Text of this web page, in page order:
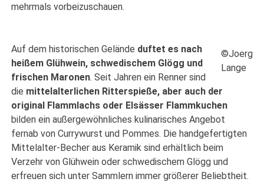
mehrmals vorbeizuschauen.
©Joerg
Lange
Auf dem historischen Gelände duftet es nach
heißem Glühwein, schwedischem Glögg und
frischen Maronen. Seit Jahren ein Renner sind
die mittelalterlichen Ritterspieße, aber auch der
original Flammlachs oder Elsässer Flammkuchen
bilden ein außergewöhnliches kulinarisches Angebot
fernab von Currywurst und Pommes. Die handgefertigten
Mittelalter-Becher aus Keramik sind erhältlich beim
Verzehr von Glühwein oder schwedischem Glögg und
erfreuen sich unter Sammlern immer größerer Beliebtheit.